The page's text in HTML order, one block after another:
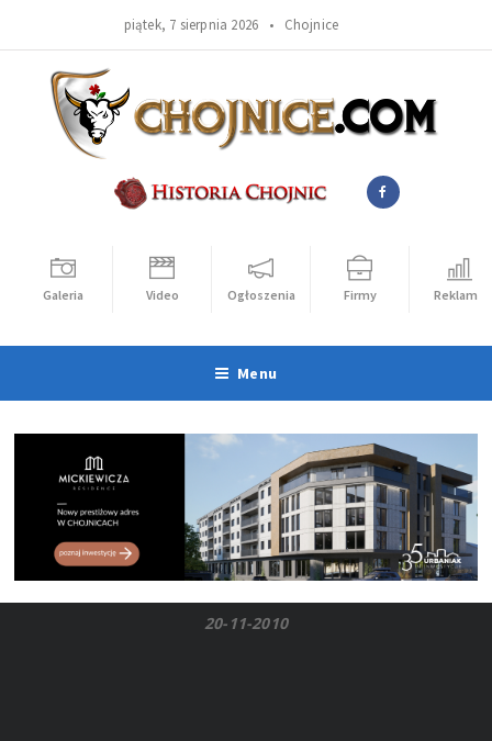
piątek, 7 sierpnia 2026 • Chojnice
Galeria Video Ogłoszenia Firmy Reklama
Menu
20-11-2010